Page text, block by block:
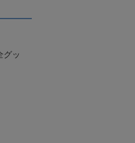
グッ